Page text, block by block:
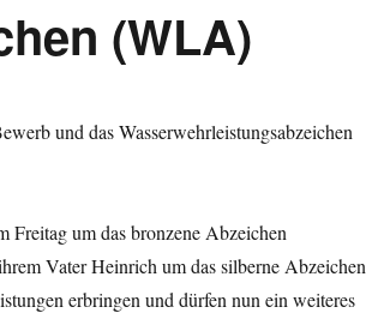
(WLA)
und das Wasserwehrleistungsabzeichen
um das bronzene Abzeichen
Vater Heinrich um das silberne Abzeichen
erbringen und dürfen nun ein weiteres